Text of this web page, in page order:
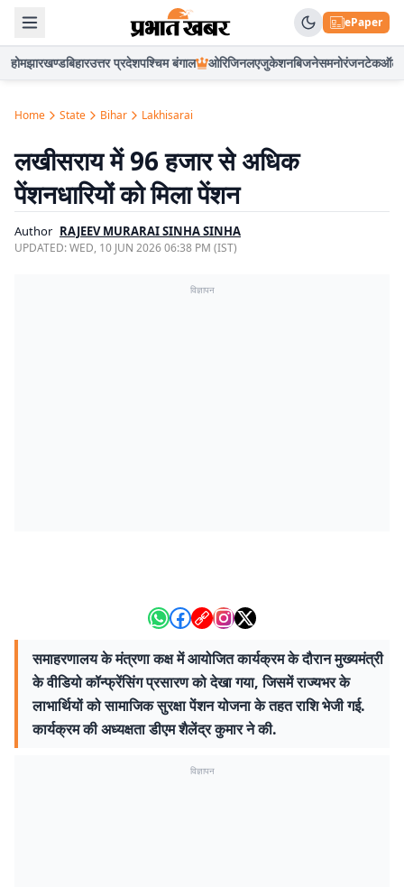
ePaper
होमझारखण्डबिहारउत्तर प्रदेशपश्चिम बंगाल ओरिजिनलएजुकेशनबिजनेसमनोरंजनटेकऑटो
Home State Bihar Lakhisarai
लखीसराय में 96 हजार से अधिक
पेंशनधारियों को मिला पेंशन
Author RAJEEV MURARAI SINHA SINHA
UPDATED:WED, 10 JUN 2026 06:38 PM (IST)
विज्ञापन
समाहरणालय के मंत्रणा कक्ष में आयोजित कार्यक्रम के दौरान मुख्यमंत्री
के वीडियो कॉन्फ्रेंसिंग प्रसारण को देखा गया, जिसमें राज्यभर के
लाभार्थियों को सामाजिक सुरक्षा पेंशन योजना के तहत राशि भेजी गई.
कार्यक्रम की अध्यक्षता डीएम शैलेंद्र कुमार ने की.
विज्ञापन